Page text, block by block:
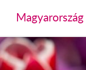
Magyarország